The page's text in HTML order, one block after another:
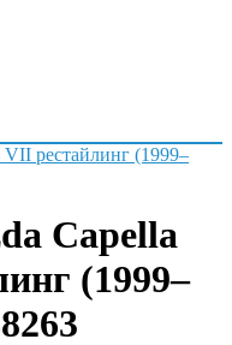
рестайлинг (1999–
Capella
(1999–